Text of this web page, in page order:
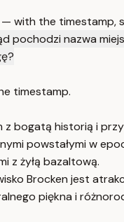
with the timestamp,
pochodzi nazwa
timestamp.
z bogatą historią i
powstałymi w
z żyłą bazaltową.
Brocken jest
piękna i